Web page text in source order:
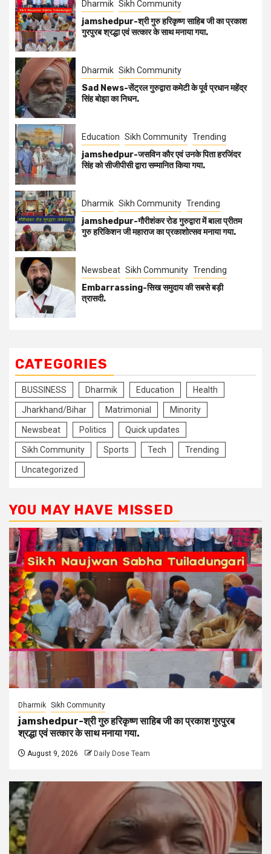
Dharmik Sikh Community
jamshedpur-श्री गुरु हरिकृष्ण साहिब जी का प्रकाश
गुरपुरब श्रद्धा एवं सत्कार के साथ मनाया गया.
Dharmik Sikh Community
Sad News-सेंट्रल गुरुद्वारा कमेटी के पूर्व प्रधान महेंद्र
सिंह बोझा का निधन.
Education Sikh Community Trending
jamshedpur-जसविन कौर एवं उनके पिता हरजिंदर
सिंह को सीजीपीसी द्वारा सम्मानित किया गया.
Dharmik Sikh Community Trending
jamshedpur-गौरीशंकर रोड गुरुद्वारा में बाला प्रीतम
गुरु हरिकिशन जी महाराज का प्रकाशोत्सव मनाया गया.
Newsbeat Sikh Community Trending
Embarrassing-सिख समुदाय की सबसे बड़ी
त्रासदी.
CATEGORIES
BUSSINESS Dharmik Education Health
Jharkhand/Bihar Matrimonial Minority
Newsbeat Politics Quick updates
Sikh Community Sports Tech Trending
Uncategorized
YOU MAY HAVE MISSED
Dharmik Sikh Community
jamshedpur-श्री गुरु हरिकृष्ण साहिब जी का प्रकाश गुरपुरब
श्रद्धा एवं सत्कार के साथ मनाया गया.
August 9, 2026 Daily Dose Team